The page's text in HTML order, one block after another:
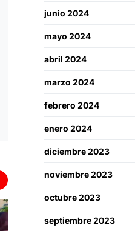
junio 2024
mayo 2024
abril 2024
marzo 2024
febrero 2024
enero 2024
diciembre 2023
noviembre 2023
octubre 2023
septiembre 2023